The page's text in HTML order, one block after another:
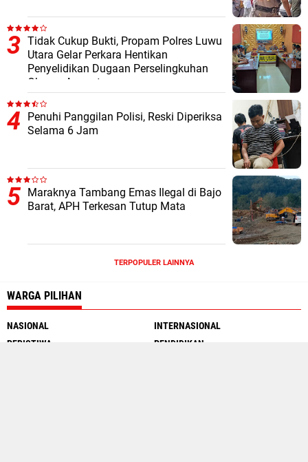
Tidak Cukup Bukti, Propam Polres Luwu
Utara Gelar Perkara Hentikan
Penyelidikan Dugaan Perselingkuhan
Oknum Anggota
Penuhi Panggilan Polisi, Reski Diperiksa
Selama 6 Jam
Maraknya Tambang Emas Ilegal di Bajo
Barat, APH Terkesan Tutup Mata
TERPOPULER LAINNYA
WARGA PILIHAN
NASIONAL
INTERNASIONAL
PERISTIWA
PENDIDIKAN